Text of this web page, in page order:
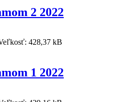
2 2022
428,37 kB
1 2022